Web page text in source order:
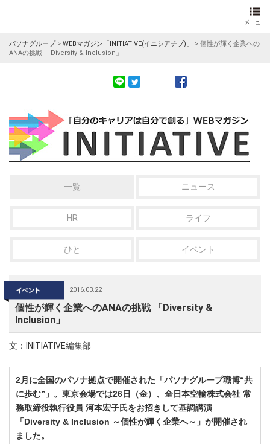
パソナグループ> WEBマガジン「INITIATIVE(イニシアチブ)」 > 個性が輝く企業への
ANAの挑戦 「Diversity & Inclusion」
一覧 ニュース
HR ライフ
ひと イベント
2016.03.22
個性が輝く企業へのANAの挑戦 「Diversity &
Inclusion」
文：INITIATIVE編集部
2月に全国のパソナ拠点で開催された「パソナグループ職博“共
に歩む”」。東京会場では26日（金）、全日本空輸株式会社 常
務取締役執行役員 河本宏子氏をお招きして基調講演
「Diversity & Inclusion ～個性が輝く企業へ～」が開催され
ました。